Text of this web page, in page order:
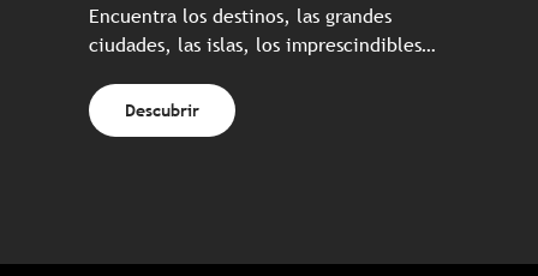
Encuentra los destinos, las grandes
ciudades, las islas, los imprescindibles…
Descubrir